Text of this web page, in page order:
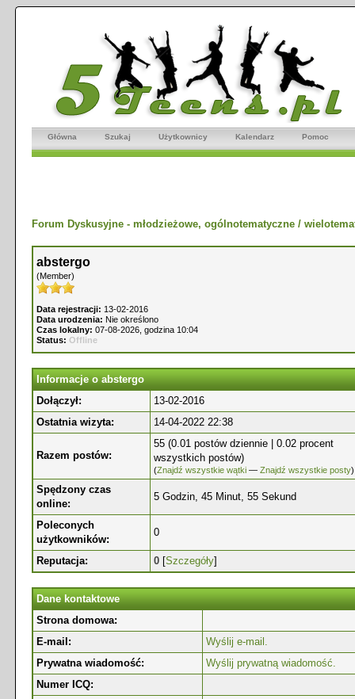
Główna Szukaj Użytkownicy Kalendarz Pomoc
Forum Dyskusyjne - młodzieżowe, ogólnotematyczne /
abstergo
(Member)
Data rejestracji: 13-02-2016
Data urodzenia: Nie określono
Czas lokalny: 07-08-2026, godzina 10:04
Status: Offline
Informacje o abstergo
Dołączył:
13-02-2016
Ostatnia wizyta:
14-04-2022 22:38
Razem postów:
55 (0.01 postów dziennie | 0.02 procent
wszystkich postów)
(Znajdź wszystkie wątki — Znajdź wszystkie posty)
Spędzony czas
online:
5 Godzin, 45 Minut, 55 Sekund
Poleconych
użytkowników:
0
Reputacja: 0 [Szczegóły]
Dane kontaktowe
Strona domowa:
E-mail:
Wyślij e-mail.
Prywatna wiadomość:
Wyślij prywatną wiadomość.
Numer ICQ: